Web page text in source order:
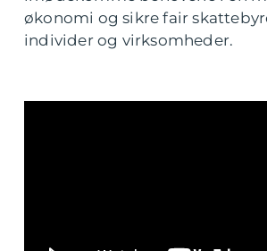
økonomi og sikre fair
individer og virksomheder.